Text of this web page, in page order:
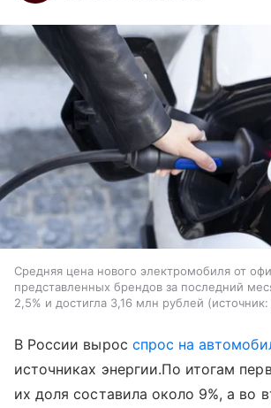
Средняя цена нового электромобиля от
представленных брендов за последний
2,5% и достигла 3,16 млн рублей
источник:
В России вырос спрос на
источниках энергии.По итогам
их доля составила около 9%, а во